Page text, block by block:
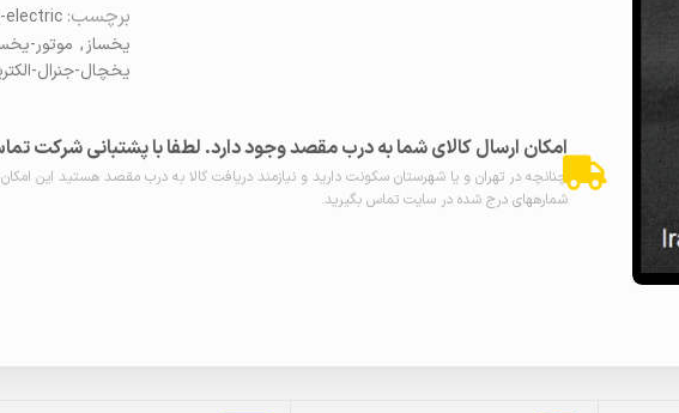
برچسب: electric
یخساز, موتور-
یخچال-جنرال-
امکان ارسال کالای شما به درب مقصد وجود دارد. لطفا با پشتبانی شرکت
چنانچه در تهران و یا شهرستان سکونت دارید و نیازمند دریافت کالا به درب مقصد هستید این
شمارههای درج شده در سایت تماس بگیرید.